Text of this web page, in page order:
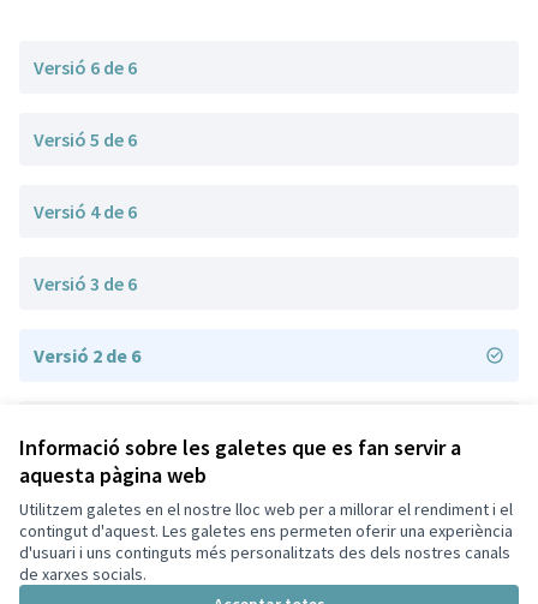
Informació sobre les galetes que es fan servir a
aquesta pàgina web
Utilitzem galetes en el nostre lloc web per a millorar el rendiment i el
contingut d'aquest. Les galetes ens permeten oferir una experiència
d'usuari i uns continguts més personalitzats des dels nostres canals
de xarxes socials.
Versió 6 de 6
Versió 5 de 6
Versió 4 de 6
Versió 3 de 6
Versió 2 de 6
Termes i condicions d'ús
Configuració de les galetes
Decidim Sant Cugat a X
(Enllaç extern)
Decidim Sant Cugat a Facebook
Decidim Sant Cugat a Instagram
Decidim Sant Cugat a GitHub
(Enllaç extern)